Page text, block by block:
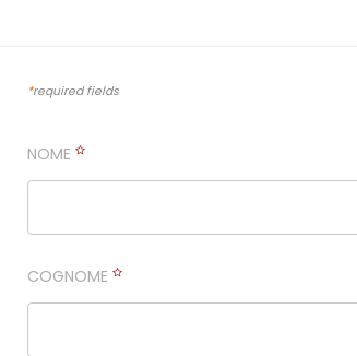
*required fields
NOME
COGNOME